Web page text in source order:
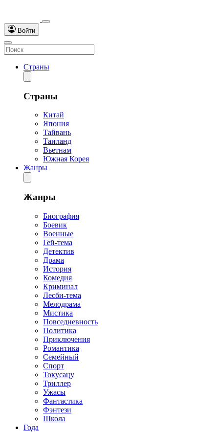
Войти
Страны
Страны
Китай
Япония
Тайвань
Таиланд
Вьетнам
Южная Корея
Жанры
Жанры
Биография
Боевик
Военные
Гей-тема
Детектив
Драма
История
Комедия
Криминал
Лесби-тема
Мелодрама
Мистика
Повседневность
Политика
Приключения
Романтика
Семейный
Спорт
Токусацу
Триллер
Ужасы
Фантастика
Фэнтези
Школа
Года